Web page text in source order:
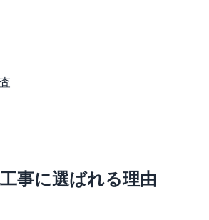
事に選ばれる理由